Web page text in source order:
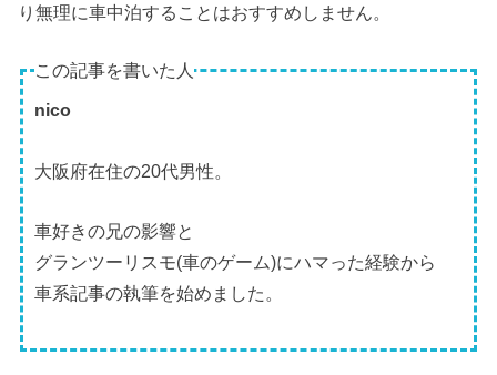
り無理に車中泊することはおすすめしません。
この記事を書いた人
nico
大阪府在住の20代男性。
車好きの兄の影響と
グランツーリスモ(車のゲーム)にハマった経験から
車系記事の執筆を始めました。